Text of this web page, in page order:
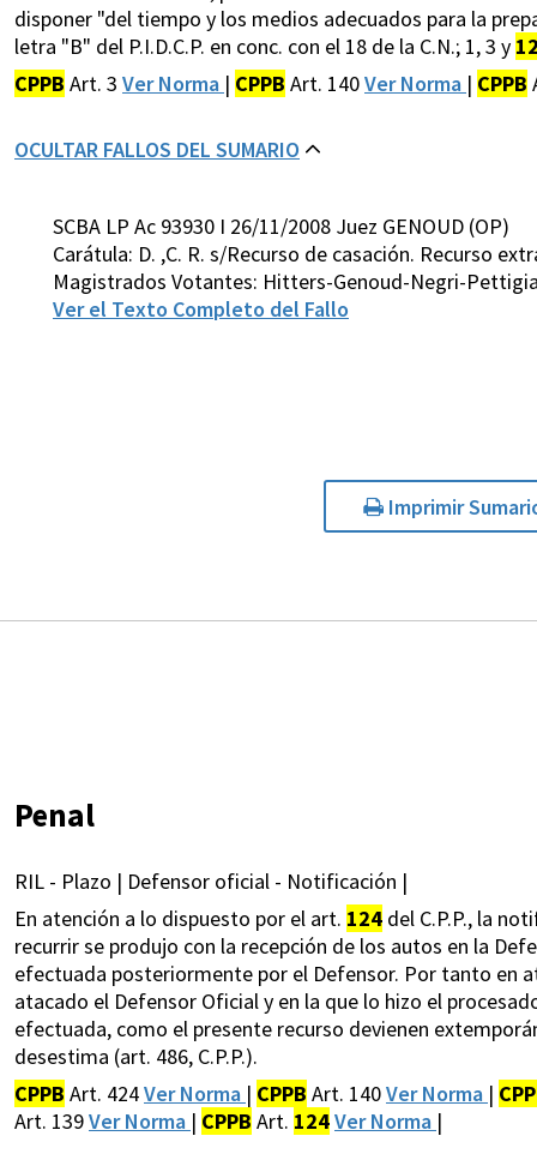
disponer "del tiempo y los medios adecuados para la
letra "B" del P.I.D.C.P. en conc. con el 18 de la C.N.; 1, 3 y
CPPB Art. 3 Ver Norma | CPPB Art. 140Ver Norma | CPPB
OCULTAR FALLOS DEL SUMARIO
SCBA LP Ac 93930 I 26/11/2008 Juez GENOUD (OP)
Carátula: D. ,C. R. s/Recurso de casación. Recurso
Magistrados Votantes: Hitters-Genoud-Negri-
Ver el Texto Completo del Fallo
Imprimir
Penal
RIL - Plazo | Defensor oficial - Notificación |
En atención a lo dispuesto por el art. 124 del C.P.P., la
recurrir se produjo con la recepción de los autos en la
efectuada posteriormente por el Defensor. Por tanto en
atacado el Defensor Oficial y en la que lo hizo el
efectuada, como el presente recurso devienen
desestima (art. 486, C.P.P.).
CPPB Art. 424Ver Norma | CPPB Art. 140Ver Norma |
Art. 139Ver Norma | CPPB Art. 124Ver Norma |